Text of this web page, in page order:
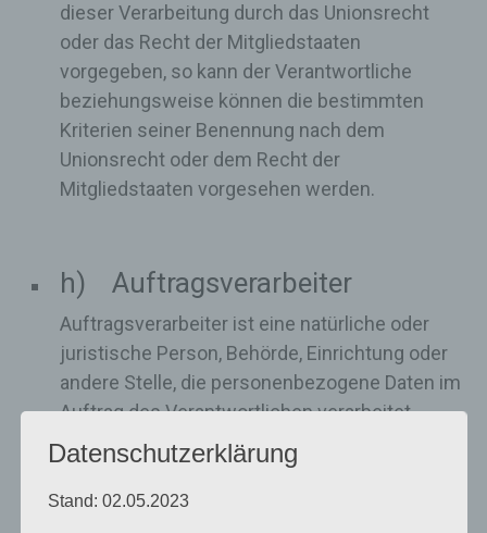
dieser Verarbeitung durch das Unionsrecht
oder das Recht der Mitgliedstaaten
vorgegeben, so kann der Verantwortliche
beziehungsweise können die bestimmten
Kriterien seiner Benennung nach dem
Unionsrecht oder dem Recht der
Mitgliedstaaten vorgesehen werden.
h) Auftragsverarbeiter
Auftragsverarbeiter ist eine natürliche oder
juristische Person, Behörde, Einrichtung oder
andere Stelle, die personenbezogene Daten im
Auftrag des Verantwortlichen verarbeitet.
i) Empfänger
Datenschutzerklärung
Stand: 02.05.2023